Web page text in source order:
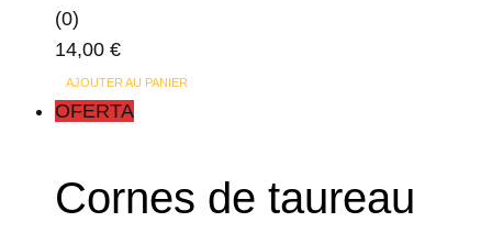
(0)
14,00 €
AJOUTER AU PANIER
OFERTA
Cornes de taureau